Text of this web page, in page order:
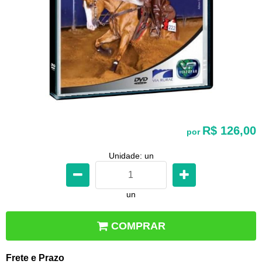
por R$ 126,00
Unidade: un
un
COMPRAR
Frete e Prazo